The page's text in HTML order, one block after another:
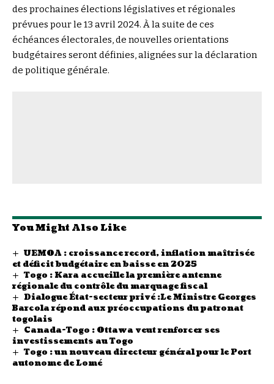
des prochaines élections législatives et régionales
prévues pour le 13 avril 2024. À la suite de ces
échéances électorales, de nouvelles orientations
budgétaires seront définies, alignées sur la déclaration
de politique générale.
You Might Also Like
UEMOA : croissance record, inflation maîtrisée
et déficit budgétaire en baisse en 2025
Togo : Kara accueille la première antenne
régionale du contrôle du marquage fiscal
Dialogue État-secteur privé :Le Ministre Georges
Barcola répond aux préoccupations du patronat
togolais
Canada-Togo : Ottawa veut renforcer ses
investissements au Togo
Togo : un nouveau directeur général pour le Port
autonome de Lomé